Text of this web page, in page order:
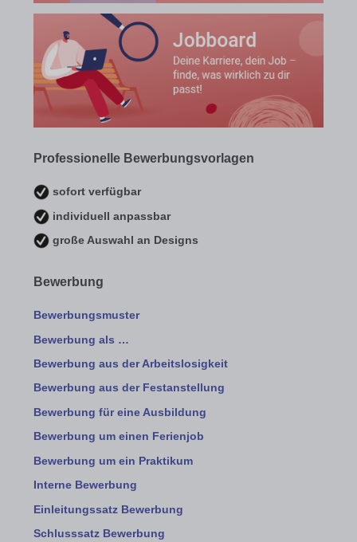
Professionelle Bewerbungsvorlagen
sofort verfügbar
individuell anpassbar
große Auswahl an Designs
Bewerbung
Bewerbungsmuster
Bewerbung als …
Bewerbung aus der Arbeitslosigkeit
Bewerbung aus der Festanstellung
Bewerbung für eine Ausbildung
Bewerbung um einen Ferienjob
Bewerbung um ein Praktikum
Interne Bewerbung
Einleitungssatz Bewerbung
Schlusssatz Bewerbung